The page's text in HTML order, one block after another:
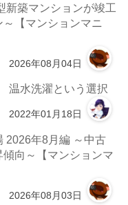
新築マンションが竣工
【マンションマニ
2026年08月04日
温水洗濯という選択
2022年01月18日
2026年8月編 ～中古
向～【マンションマ
2026年08月03日